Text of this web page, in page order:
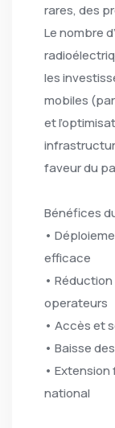
rares, des
Le nombre
les
mobiles
et
faveur du
Bénéfices
•
efficace
•
operateurs
• Accès et
• Baisse
•
national